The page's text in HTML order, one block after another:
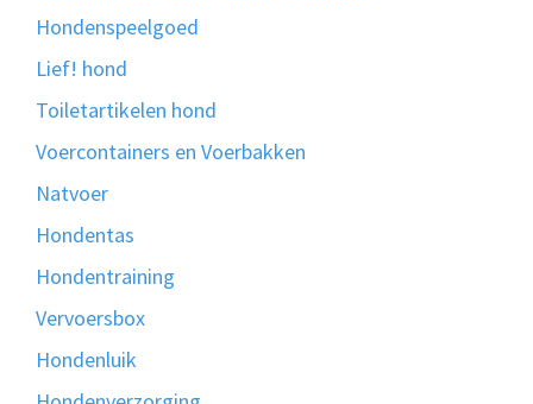
Hondenspeelgoed
Lief! hond
Toiletartikelen hond
Voercontainers en Voerbakken
Natvoer
Hondentas
Hondentraining
Vervoersbox
Hondenluik